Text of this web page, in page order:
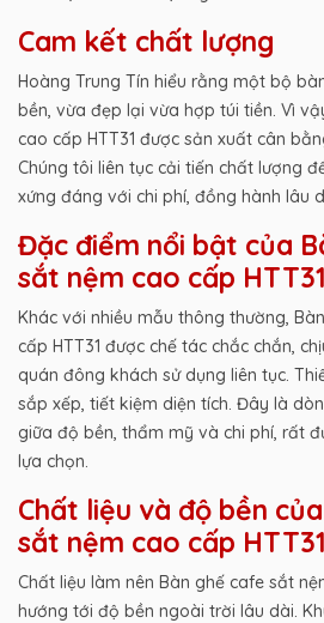
Cam kết chất lượng
Hoàng Trung Tín hiểu rằng một bộ
bền, vừa đẹp lại vừa hợp túi tiền. Vì
cao cấp HTT31 được sản xuất cân
Chúng tôi liên tục cải tiến chất lượng
xứng đáng với chi phí, đồng hành lâu
Đặc điểm nổi bật của
sắt nệm cao cấp HTT31
Khác với nhiều mẫu thông thường,
cấp HTT31 được chế tác chắc chắn,
quán đông khách sử dụng liên tục.
sắp xếp, tiết kiệm diện tích. Đây là
giữa độ bền, thẩm mỹ và chi phí, rất
lựa chọn.
Chất liệu và độ bền
sắt nệm cao cấp HTT31
Chất liệu làm nên Bàn ghế cafe sắt
hướng tới độ bền ngoài trời lâu dài.